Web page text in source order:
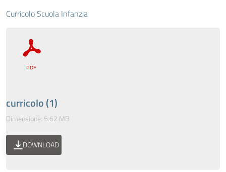
Curricolo Scuola Infanzia
curricolo (1)
Dimensione: 5.62 MB
DOWNLOAD